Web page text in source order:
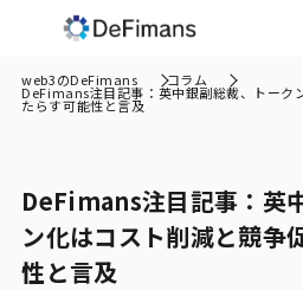
web3のDeFimans コラム
DeFimans注目記事：英中銀副総裁、トーク
たらす可能性と言及
DeFimans注目記事：英
ン化はコスト削減と競争
性と言及